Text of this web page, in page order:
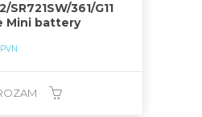
SR721SW/361/G11
Mini battery